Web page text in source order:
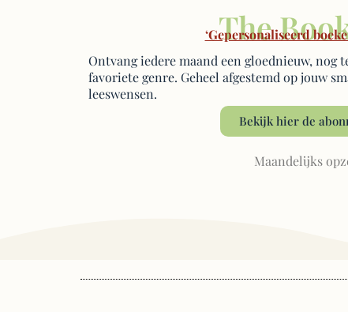
The
‘Gepersonaliseerd
Ontvang iedere maand een gloednieuw, nog
favoriete genre. Geheel afgestemd op jouw
leeswensen.
Bekijk hier de
Maandelijks